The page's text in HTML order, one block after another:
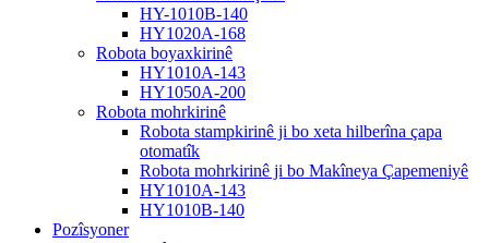
HY-1010B-140
HY1020A-168
Robota boyaxkirinê
HY1010A-143
HY1050A-200
Robota mohrkirinê
Robota stampkirinê ji bo xeta hilberîna çapa
otomatîk
Robota mohrkirinê ji bo Makîneya Çapemeniyê
HY1010A-143
HY1010B-140
Pozîsyoner